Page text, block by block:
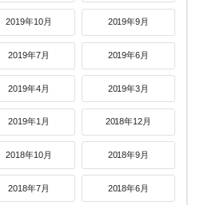
2019年10月 2019年9月
2019年7月 2019年6月
2019年4月 2019年3月
2019年1月 2018年12月
2018年10月 2018年9月
2018年7月 2018年6月